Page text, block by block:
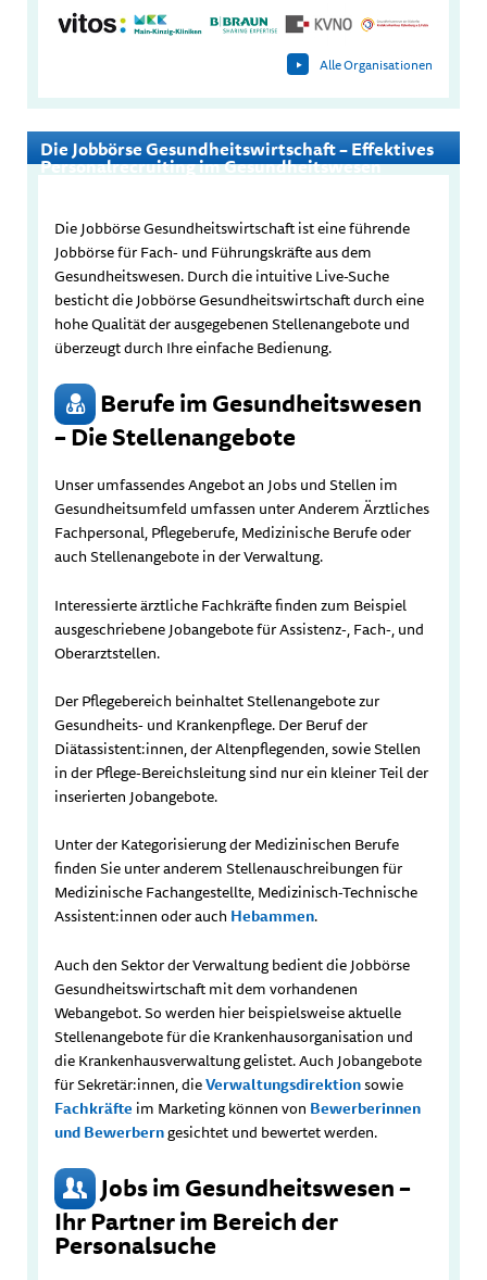
Alle Organisationen
Die Jobbörse Gesundheitswirtschaft – Effektives
Personalrecruiting im Gesundheitswesen
Die Jobbörse Gesundheitswirtschaft ist eine führende
Jobbörse für Fach- und Führungskräfte aus dem
Gesundheitswesen. Durch die intuitive Live-Suche
besticht die Jobbörse Gesundheitswirtschaft durch eine
hohe Qualität der ausgegebenen Stellenangebote und
überzeugt durch Ihre einfache Bedienung.
Berufe im Gesundheitswesen
– Die Stellenangebote
Unser umfassendes Angebot an Jobs und Stellen im
Gesundheitsumfeld umfassen unter Anderem Ärztliches
Fachpersonal, Pflegeberufe, Medizinische Berufe oder
auch Stellenangebote in der Verwaltung.
Interessierte ärztliche Fachkräfte finden zum Beispiel
ausgeschriebene Jobangebote für Assistenz-, Fach-, und
Oberarztstellen.
Der Pflegebereich beinhaltet Stellenangebote zur
Gesundheits- und Krankenpflege. Der Beruf der
Diätassistent:innen, der Altenpflegenden, sowie Stellen
in der Pflege-Bereichsleitung sind nur ein kleiner Teil der
inserierten Jobangebote.
Unter der Kategorisierung der Medizinischen Berufe
finden Sie unter anderem Stellenauschreibungen für
Medizinische Fachangestellte, Medizinisch-Technische
Assistent:innen oder auch Hebammen.
Auch den Sektor der Verwaltung bedient die Jobbörse
Gesundheitswirtschaft mit dem vorhandenen
Webangebot. So werden hier beispielsweise aktuelle
Stellenangebote für die Krankenhausorganisation und
die Krankenhausverwaltung gelistet. Auch Jobangebote
für Sekretär:innen, dieVerwaltungsdirektionsowie
Fachkräfte im Marketing können von Bewerberinnen
und Bewerberngesichtet und bewertet werden.
Jobs im Gesundheitswesen –
Ihr Partner im Bereich der
Personalsuche